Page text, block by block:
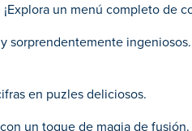
un menú completo de
sorprendentemente
en puzles deliciosos.
un toque de magia de fusión.